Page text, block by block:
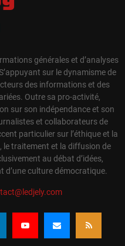
générales et d’analyses
sur le dynamisme de
des informations et des
Outre sa pro-activité,
sur son indépendance et son
et collaborateurs de
particulier sur l’éthique et la
le traitement et la diffusion de
au débat d’idées,
d’une culture démocratique.